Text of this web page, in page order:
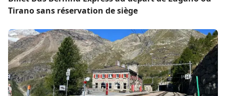
Tirano sans réservation de siège